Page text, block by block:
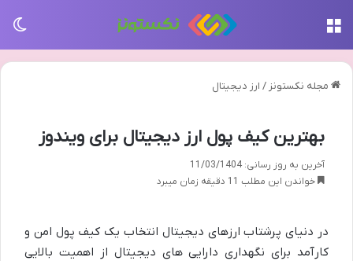
مجله نکستونز / ارز دیجیتال
بهترین کیف پول ارز دیجیتال برای ویندوز
آخرین به روز رسانی: 11/03/1404
خواندن این مطلب 11 دقیقه زمان میبرد
در دنیای پرشتاب ارزهای دیجیتال انتخاب یک کیف پول امن و
کارآمد برای نگهداری دارایی های دیجیتال از اهمیت بالایی